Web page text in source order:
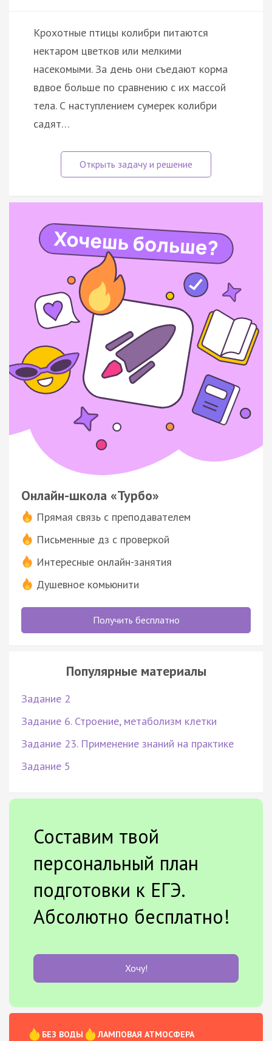
Крохотные птицы колибри питаются
нектаром цветков или мелкими
насекомыми. За день они съедают корма
вдвое больше по сравнению с их массой
тела. С наступлением сумерек колибри
садят…
Онлайн-школа «Турбо»
Прямая связь с преподавателем
Письменные дз с проверкой
Интересные онлайн-занятия
Душевное комьюнити
Получить бесплатно
Популярные материалы
Задание 2
Задание 6. Строение, метаболизм клетки
Задание 23. Применение знаний на практике
Задание 5
Составим твой
персональный план
подготовки к ЕГЭ.
Абсолютно бесплатно!
Хочу!
БЕЗ ВОДЫ ЛАМПОВАЯ АТМОСФЕРА